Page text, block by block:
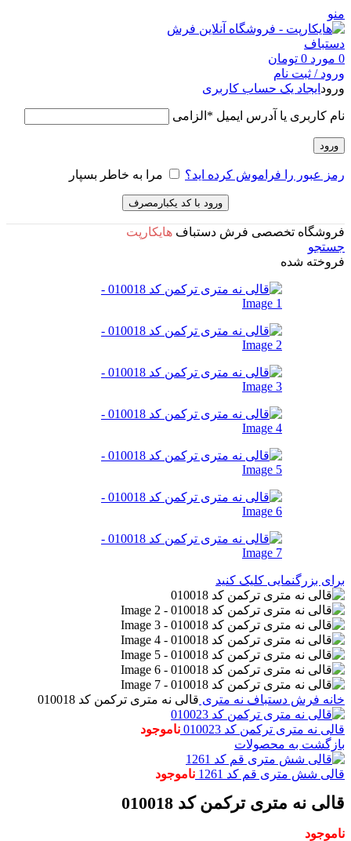
منو
0 مورد 0 تومان
ورود / ثبت نام
ورود ایجاد یک حساب کاربری
نام کاربری یا آدرس ایمیل * الزامی
ورود
رمز عبور را فراموش کرده اید؟ مرا به خاطر بسپار
ورود با کد یکبارمصرف
فروشگاه تخصصی فرش دستباف هایکارپت
جستجو
فروخته شده
برای بزرگنمایی کلیک کنید
خانه فرش دستباف نه متری قالی نه متری ترکمن کد 010018
قالی نه متری ترکمن کد 010023
ناموجود
بازگشت به محصولات
قالی شش متری قم کد 1261 ناموجود
قالی نه متری ترکمن کد 010018
ناموجود